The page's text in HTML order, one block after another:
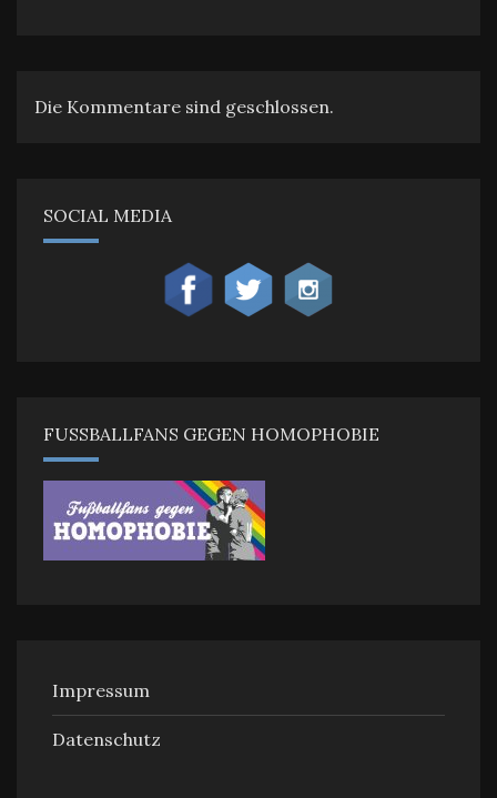
Die Kommentare sind geschlossen.
SOCIAL MEDIA
FUSSBALLFANS GEGEN HOMOPHOBIE
Impressum
Datenschutz